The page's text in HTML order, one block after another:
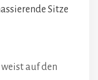
Sitze
auf den